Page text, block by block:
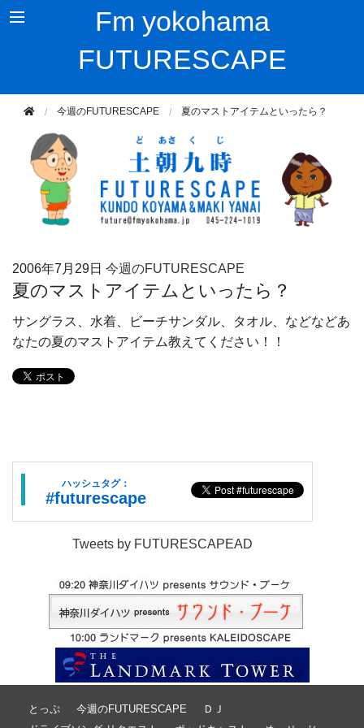
Fm yokohama
FUTURESCAPE
今週のFUTURESCAPE 夏のマストアイテムといったら？
2006年7月29日 今週のFUTURESCAPE
夏のマストアイテムといったら？
サングラス、水着、ビーチサンダル、タオル、などなどあ
なたの夏のマストアイテム教えてください！！
ハッシュタグ：
#futurescape
Tweets by FUTURESCAPEAD
とっぷ 今週のFUTURESCAPE
ＤＪ